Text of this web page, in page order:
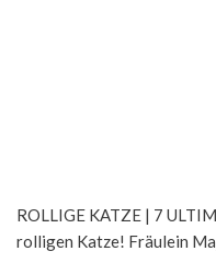
ROLLIGE KATZE | 7
rolligen Katze! Fräulein